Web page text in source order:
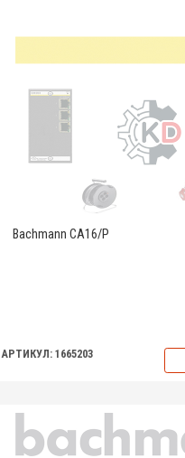
Bachmann CA16/P
АРТИКУЛ: 1665203